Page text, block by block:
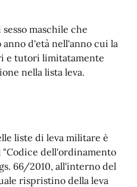
maschile che
d'età nell'anno cui la
e tutori limitatamente
nella lista leva.
liste di leva militare è
dell'ordinamento
66/2010, all'interno del
rispristino della leva